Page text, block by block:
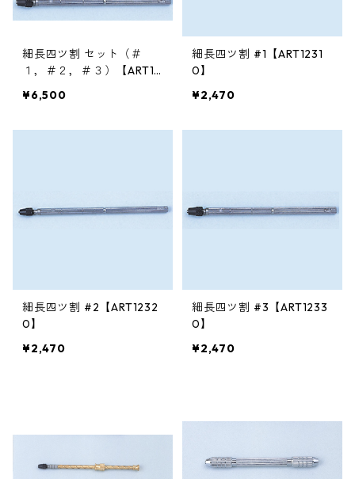
細長四ツ割 セット（＃
１，＃２，＃３）【ART12
¥6,500
細長四ツ割 #1【ART1231
0】
¥2,470
細長四ツ割 #2【ART1232
0】
¥2,470
細長四ツ割 #3【ART1233
0】
¥2,470